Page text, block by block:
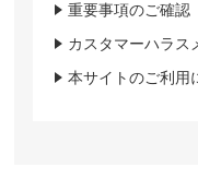
重要事項のご確認
カスタマーハラス
本サイトのご利用